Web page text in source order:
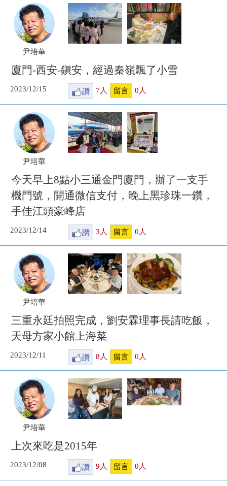
尹培華
廈門-西安-鎭安，經過秦嶺飄了小雪
2023/12/15 讚 7 人 留言 0 人
尹培華
今天早上8點小三通金門廈門，辦了一支手
機門號，開通微信支付，晚上黑珍珠一鑽，
手佳江頭豪峰店
2023/12/14 讚 3 人 留言 0 人
尹培華
三重永廷拍照完成，劉安霖理事長請吃飯，
天母方家小館上海菜
2023/12/11 讚 8人 留言 0人
尹培華
上次來吃是2015年
2023/12/08 讚 9 人 留言 0 人